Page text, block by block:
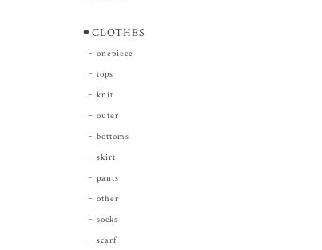
⚫︎CLOTHES
onepiece
tops
knit
outer
bottoms
skirt
pants
other
socks
scarf